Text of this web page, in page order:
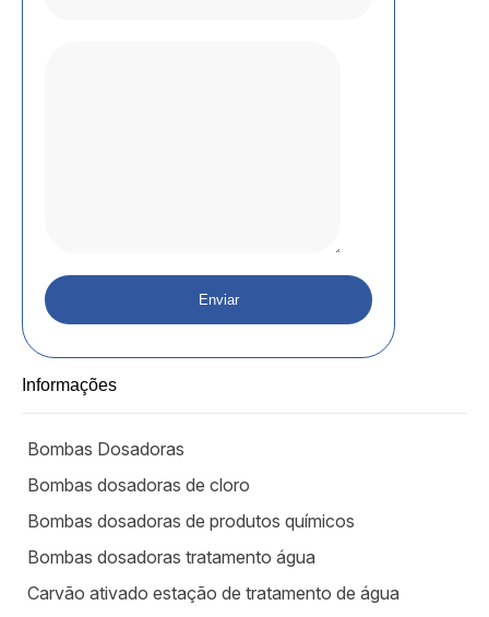
Informações
Bombas Dosadoras
Bombas dosadoras de cloro
Bombas dosadoras de produtos químicos
Bombas dosadoras tratamento água
Carvão ativado estação de tratamento de água